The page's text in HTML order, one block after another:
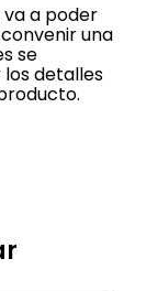
a poder
una
se
detalles